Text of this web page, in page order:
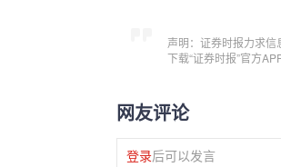
声明：证券时报力求
下载“证券时报”官方
网友评论
登录后可以发言